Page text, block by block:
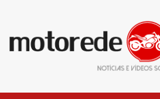
content